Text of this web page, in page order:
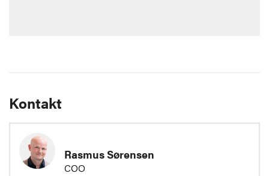
Kontakt
Rasmus Sørensen
COO